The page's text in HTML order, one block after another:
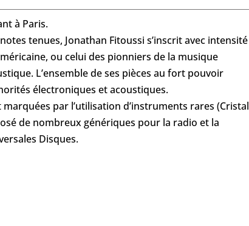
à Paris.
tenues, Jonathan Fitoussi s’inscrit avec intensité
ou celui des pionniers de la musique
L’ensemble de ses pièces au fort pouvoir
électroniques et acoustiques.
par l’utilisation d’instruments rares (Cristal
de nombreux génériques pour la radio et la
Disques.